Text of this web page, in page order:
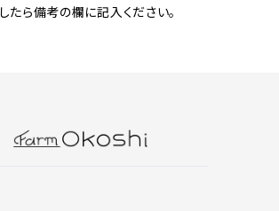
たら備考の欄に記入ください。